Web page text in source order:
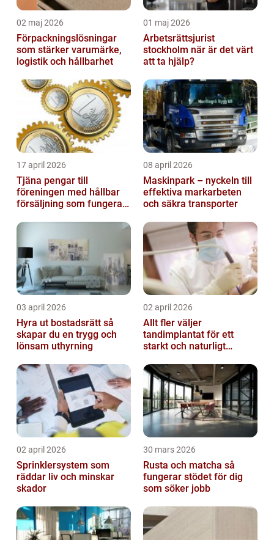
02 maj 2026
Förpackningslösningar
som stärker varumärke,
logistik och hållbarhet
01 maj 2026
Arbetsrättsjurist
stockholm när är det värt
att ta hjälp?
17 april 2026
Tjäna pengar till
föreningen med hållbar
försäljning som fungerar
08 april 2026
Maskinpark – nyckeln till
effektiva markarbeten
och säkra transporter
03 april 2026
Hyra ut bostadsrätt så
skapar du en trygg och
lönsam uthyrning
02 april 2026
Allt fler väljer
tandimplantat för ett
starkt och naturligt
02 april 2026
Sprinklersystem som
räddar liv och minskar
skador
30 mars 2026
Rusta och matcha så
fungerar stödet för dig
som söker jobb